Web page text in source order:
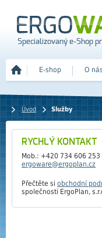
Specializovaný e-Shop
E-shop O nás
Úvod Služby
RYCHLÝ KONTAKT
Mob.: +420 734 606 253
ergoware@ergoplan.cz
Přečtěte si obchodní
společnosti ErgoPlan,